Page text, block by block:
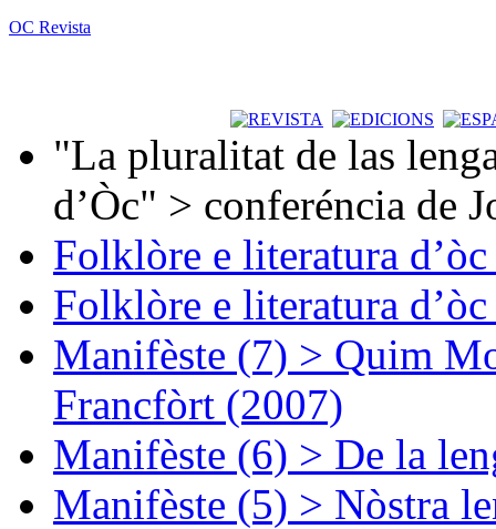
OC Revista
"La pluralitat de las
d’Òc" > conferéncia de
Folklòre e literatura
Folklòre e literatura
Manifèste (7) > Quim
Francfòrt (2007)
Manifèste (6) > De la
Manifèste (5) > Nòstra